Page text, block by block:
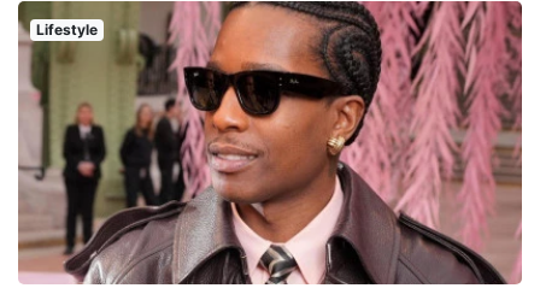
Lifestyle